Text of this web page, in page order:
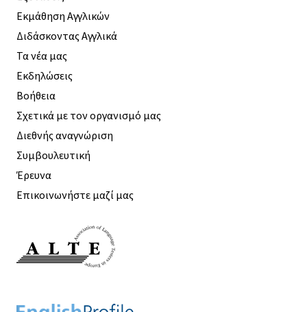
Εκμάθηση Αγγλικών
Διδάσκοντας Αγγλικά
Τα νέα μας
Εκδηλώσεις
Βοήθεια
Σχετικά με τον οργανισμό μας
Διεθνής αναγνώριση
Συμβουλευτική
Έρευνα
Επικοινωνήστε μαζί μας